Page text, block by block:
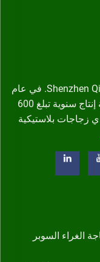
تأسست شركة Shenzhen Qihai Technology Co., Ltd. في عام
2002، بمساحة 5328 مترًا مربعًا وبطاقة إنتاج سنوية تبلغ 600
زجاجات بلاستيكية
الغراء السوبر